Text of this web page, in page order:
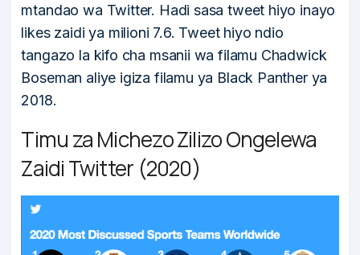
mtandao wa Twitter. Hadi sasa tweet hiyo inayo
likes zaidi ya milioni 7.6. Tweet hiyo ndio
tangazo la kifo cha msanii wa filamu Chadwick
Boseman aliye igiza filamu ya Black Panther ya
2018.
Timu za Michezo Zilizo Ongelewa
Zaidi Twitter (2020)